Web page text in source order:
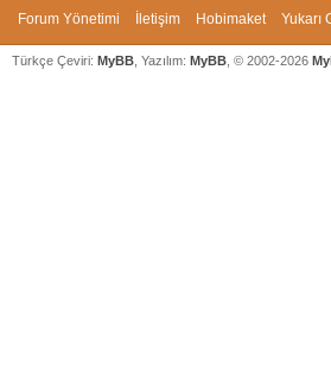
Forum Yönetimi İletişim Hobimaket Yukarı
Türkçe Çeviri: MyBB , Yazılım: MyBB , © 2002-2026